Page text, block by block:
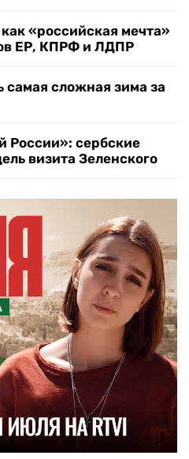
«российская мечта»
ЕР, КПРФ и ЛДПР
сложная зима за
России»: сербские
визита Зеленского